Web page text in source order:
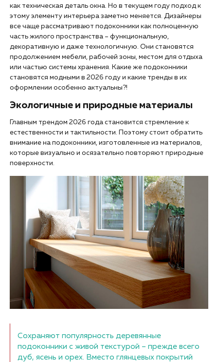
как техническая деталь окна. Но в текущем году подход к
этому элементу интерьера заметно меняется. Дизайнеры
все чаще рассматривают подоконники как полноценную
часть жилого пространства – функциональную,
декоративную и даже технологичную. Они становятся
продолжением мебели, рабочей зоны, местом для отдыха
или частью системы хранения. Какие же подоконники
становятся модными в 2026 году и какие тренды в их
оформлении особенно актуальны?!
Экологичные и природные материалы
Главным трендом 2026 года становится стремление к
естественности и тактильности. Поэтому стоит обратить
внимание на подоконники, изготовленные из материалов,
которые визуально и осязательно повторяют природные
поверхности.
Сохраняют популярность деревянные
подоконники с живой текстурой – прежде всего
дуб, ясень и орех. Вместо глянцевых покрытий